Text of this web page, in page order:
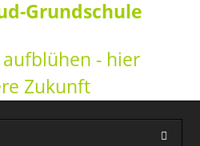
Grundschule
- hier
Zukunft